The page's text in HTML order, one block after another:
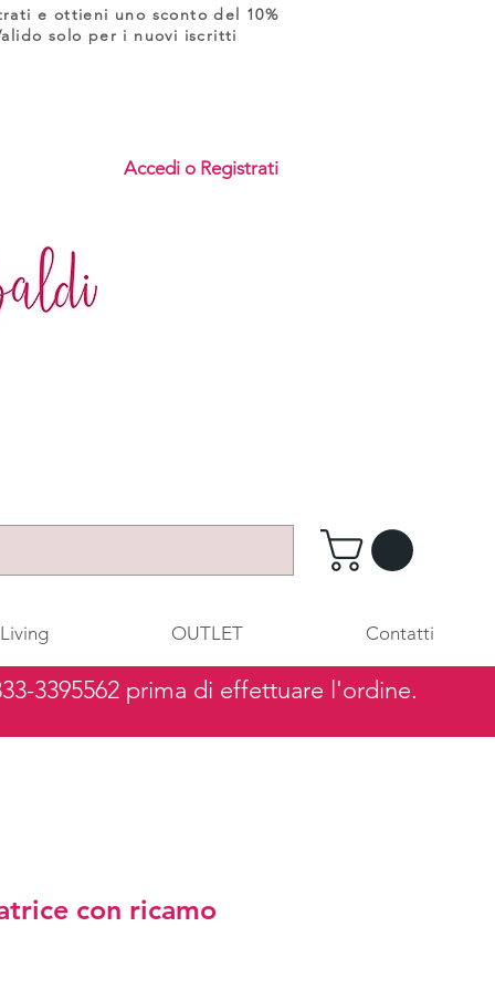
e ottieni uno sconto del 10%
solo per i nuovi iscritti
Accedi o Registrati
Living OUTLET Contatti
3395562 prima di effettuare l'ordine.
con ricamo